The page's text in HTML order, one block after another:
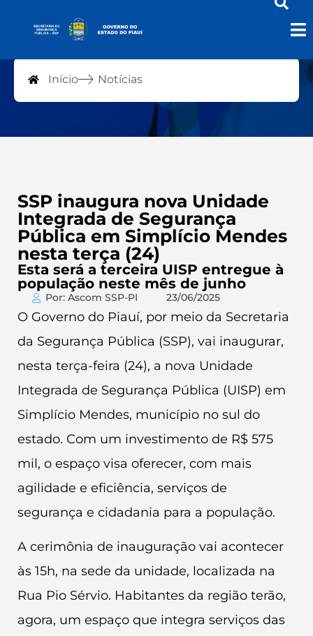
Notícias
Início Notícias
SSP inaugura nova Unidade
Integrada de Segurança
Pública em Simplício Mendes
nesta terça (24)
Esta será a terceira UISP entregue à
população neste mês de junho
Por: Ascom SSP-PI 23/06/2025
O Governo do Piauí, por meio da Secretaria
da Segurança Pública (SSP), vai inaugurar,
nesta terça-feira (24), a nova Unidade
Integrada de Segurança Pública (UISP) em
Simplício Mendes, município no sul do
estado. Com um investimento de R$ 575
mil, o espaço visa oferecer, com mais
agilidade e eficiência, serviços de
segurança e cidadania para a população.
A cerimônia de inauguração vai acontecer
às 15h, na sede da unidade, localizada na
Rua Pio Sérvio. Habitantes da região terão,
agora, um espaço que integra serviços das